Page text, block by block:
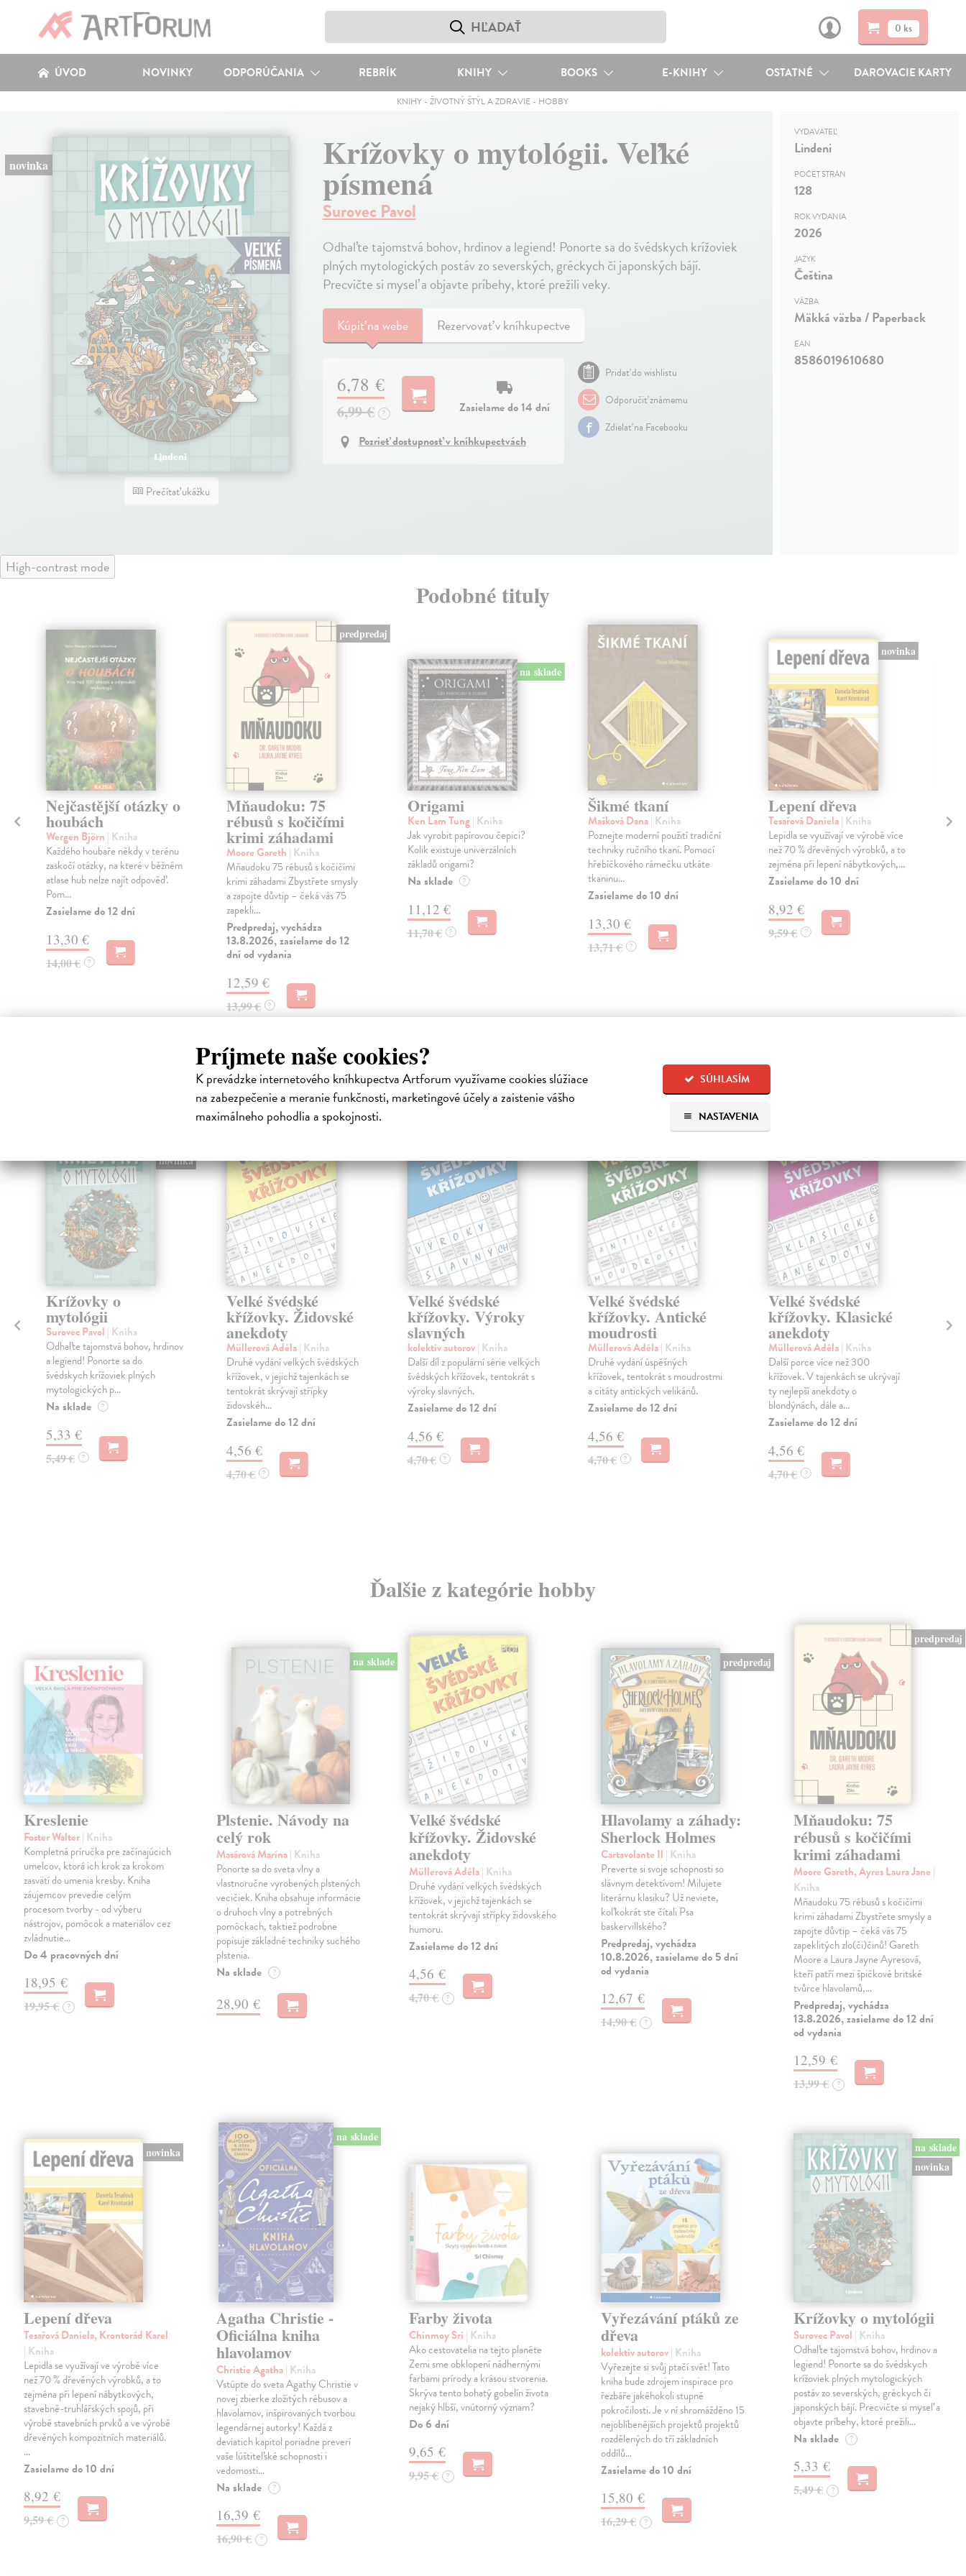
Príjmete naše cookies?
K prevádzke internetového kníhkupectva Artforum využívame cookies slúžiace
na zabezpečenie a meranie funkčnosti, marketingové účely a zaistenie vášho
maximálneho pohodlia a spokojnosti.
SÚHLASÍM
NASTAVENIA
0 ks
ÚVOD NOVINKY ODPORÚČANIA REBRÍK KNIHY BOOKS E-KNIHY OSTATNÉ DAROVACIE KARTY
KNIHY -ŽIVOTNÝ ŠTÝL A ZDRAVIE - HOBBY
novinka
Prečítať ukážku
Krížovky o mytológii. Veľké
písmená
Surovec Pavol
Odhaľte tajomstvá bohov, hrdinov a legiend! Ponorte sa do švédskych krížoviek
plných mytologických postáv zo severských, gréckych či japonských bájí.
Precvičte si myseľ a objavte príbehy, ktoré prežili veky.
Kúpiťna webe Rezervovať v kníhkupectve
6,78 €
6,99 € ?
Zasielame do 14 dní
Pozrieť dostupnosť v kníhkupectvách
Pridať do wishlistu
Odporučiť známemu
Zdielať na Facebooku
VYDAVATEĽ
Lindeni
POČET STRÁN
128
ROK VYDANIA
2026
JAZYK
Čeština
VÄZBA
Mäkká väzba / Paperback
EAN
8586019610680
High-contrast mode
Podobné tituly
Nejčastější otázky o
houbách
Wergen Björn | Kniha
Každého houbaře někdy v terénu
zaskočí otázky, na které v běžném
atlase hub nelze najít odpověď.
Pom...
Zasielame do 12 dní
13,30 €
14,00 € ?
predpredaj
Mňaudoku: 75
rébusů s kočičími
krimi záhadami
Moore Gareth | Kniha
Mňaudoku 75 rébusů s kočičími
krimi záhadami Zbystřete smysly
a zapojte důvtip – čeká vás 75
zapekli...
Predpredaj, vychádza
13.8.2026, zasielame do 12
dní od vydania
12,59 €
13,99 € ?
na sklade
Origami
Ken Lam Tung| Kniha
Jak vyrobit papírovou čepici?
Kolik existuje univerzálních
základů origami?
Na sklade ?
11,12 €
11,70 € ?
Šikmé tkaní
Mašková Dana| Kniha
Poznejte moderní použití tradiční
techniky ručního tkaní. Pomocí
hřebíčkového rámečku utkáte
tkaninu...
Zasielame do 10 dní
13,30 €
13,71 € ?
novinka
Lepení dřeva
Tesařová Daniela| Kniha
Lepidla se využívají ve výrobě více
než 70 % dřevěných výrobků, a to
zejména při lepení nábytkových,...
Zasielame do 10 dní
8,92 €
9,59 € ?
Čitatelia s podobným vkusom si kúpili aj:
novinka
Krížovky o
mytológii
Surovec Pavol | Kniha
Odhaľte tajomstvá bohov, hrdinov
a legiend! Ponorte sa do
švédskych krížoviek plných
mytologických p...
Na sklade ?
5,33 €
5,49 € ?
Velké švédské
křížovky. Židovské
anekdoty
Müllerová Adéla| Kniha
Druhé vydání velkých švédských
křížovek, v jejichž tajenkách se
tentokrát skrývají střípky
židovskéh...
Zasielame do 12 dní
4,56 €
4,70 € ?
Velké švédské
křížovky. Výroky
slavných
kolektív autorov| Kniha
Další díl z populární série velkých
švédských křížovek, tentokrát s
výroky slavných.
Zasielame do 12 dní
4,56 €
4,70 € ?
Velké švédské
křížovky. Antické
moudrosti
Müllerová Adéla| Kniha
Druhé vydání úspěšných
křížovek, tentokrát s moudrostmi
a citáty antických velikánů.
Zasielame do 12 dní
4,56 €
4,70 € ?
Velké švédské
křížovky. Klasické
anekdoty
Müllerová Adéla| Kniha
Další porce více než 300
křížovek. V tajenkách se ukrývají
ty nejlepší anekdoty o
blondýnách, dále a...
Zasielame do 12 dní
4,56 €
4,70 € ?
Ďalšie z kategórie hobby
Kreslenie
Foster Walter| Kniha
Kompletná príručka pre začínajúcich
umelcov, ktorá ich krok za krokom
zasvätí do umenia kresby. Kniha
záujemcov prevedie celým
procesom tvorby - od výberu
nástrojov, pomôcok a materiálov cez
zvládnutie…
Do 4 pracovných dní
18,95 €
19,95 € ?
na sklade
Plstenie. Návody na
celý rok
Masárová Marína| Kniha
Ponorte sa do sveta vlny a
vlastnoručne vyrobených plstených
vecičiek. Kniha obsahuje informácie
o druhoch vlny a potrebných
pomôckach, taktiež podrobne
popisuje základné techniky suchého
plstenia.
Na sklade ?
28,90 €
Velké švédské
křížovky. Židovské
anekdoty
Müllerová Adéla| Kniha
Druhé vydání velkých švédských
křížovek, v jejichž tajenkách se
tentokrát skrývají střípky židovského
humoru.
Zasielame do 12 dní
4,56 €
4,70 € ?
predpredaj
Hlavolamy a záhady:
Sherlock Holmes
Cartavolante Il | Kniha
Preverte si svoje schopnosti so
slávnym detektívom! Milujete
literárnu klasiku? Už neviete,
koľkokrát ste čítali Psa
baskervillského?
Predpredaj, vychádza
10.8.2026, zasielame do 5 dní
od vydania
12,67 €
14,90 € ?
predpredaj
Mňaudoku: 75
rébusů s kočičími
krimi záhadami
Moore Gareth, Ayres Laura Jane |
Kniha
Mňaudoku 75 rébusů s kočičími
krimi záhadami Zbystřete smysly a
zapojte důvtip – čeká vás 75
zapeklitých zlo(či)činů! Gareth
Moore a Laura Jayne Ayresová,
kteří patří mezi špičkové britské
tvůrce hlavolamů,…
Predpredaj, vychádza
13.8.2026, zasielame do 12 dní
od vydania
12,59 €
13,99 € ?
novinka
Lepení dřeva
Tesařová Daniela, Krontorád Karel
| Kniha
Lepidla se využívají ve výrobě více
než 70 % dřevěných výrobků, a to
zejména při lepení nábytkových,
stavebně-truhlářských spojů, při
výrobě stavebních prvků a ve výrobě
dřevěných kompozitních materiálů.
…
Zasielame do 10 dní
8,92 €
9,59 € ?
na sklade
Agatha Christie -
Oficiálna kniha
hlavolamov
Christie Agatha| Kniha
Vstúpte do sveta Agathy Christie v
novej zbierke zložitých rébusov a
hlavolamov, inšpirovaných tvorbou
legendárnej autorky! Každá z
deviatich kapitol poriadne preverí
vaše lúštiteľské schopnosti i
vedomosti…
Na sklade ?
16,39 €
16,90 € ?
Farby života
Chinmoy Sri | Kniha
Ako cestovatelia na tejto planéte
Zemi sme obklopení nádhernými
farbami prírody a krásou stvorenia.
Skrýva tento bohatý gobelín života
nejaký hlbší, vnútorný význam?
Do 6 dní
9,65 €
9,95 € ?
Vyřezávání ptáků ze
dřeva
kolektív autorov| Kniha
Vyřezejte si svůj ptačí svět! Tato
kniha bude zdrojem inspirace pro
řezbáře jakéhokoli stupně
pokročilosti. Je v ní shromážděno 15
nejoblíbenějších projektů projektů
rozdělených do tří základních
oddílů…
Zasielame do 10 dní
15,80 €
16,29 € ?
na sklade
novinka
Krížovky o mytológii
Surovec Pavol | Kniha
Odhaľte tajomstvá bohov, hrdinov a
legiend! Ponorte sa do švédskych
krížoviek plných mytologických
postáv zo severských, gréckych či
japonských bájí. Precvičte si myseľ a
objavte príbehy, ktoré prežili…
Na sklade ?
5,33 €
5,49 € ?